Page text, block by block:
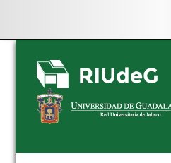
Skip
navigation